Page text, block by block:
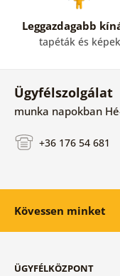
Leggazdagabb
tapéták és képek
Ügyfélszolgálat
munka napokban
+36 176 54 681
Kövessen minket
ÜGYFÉLKÖZPONT